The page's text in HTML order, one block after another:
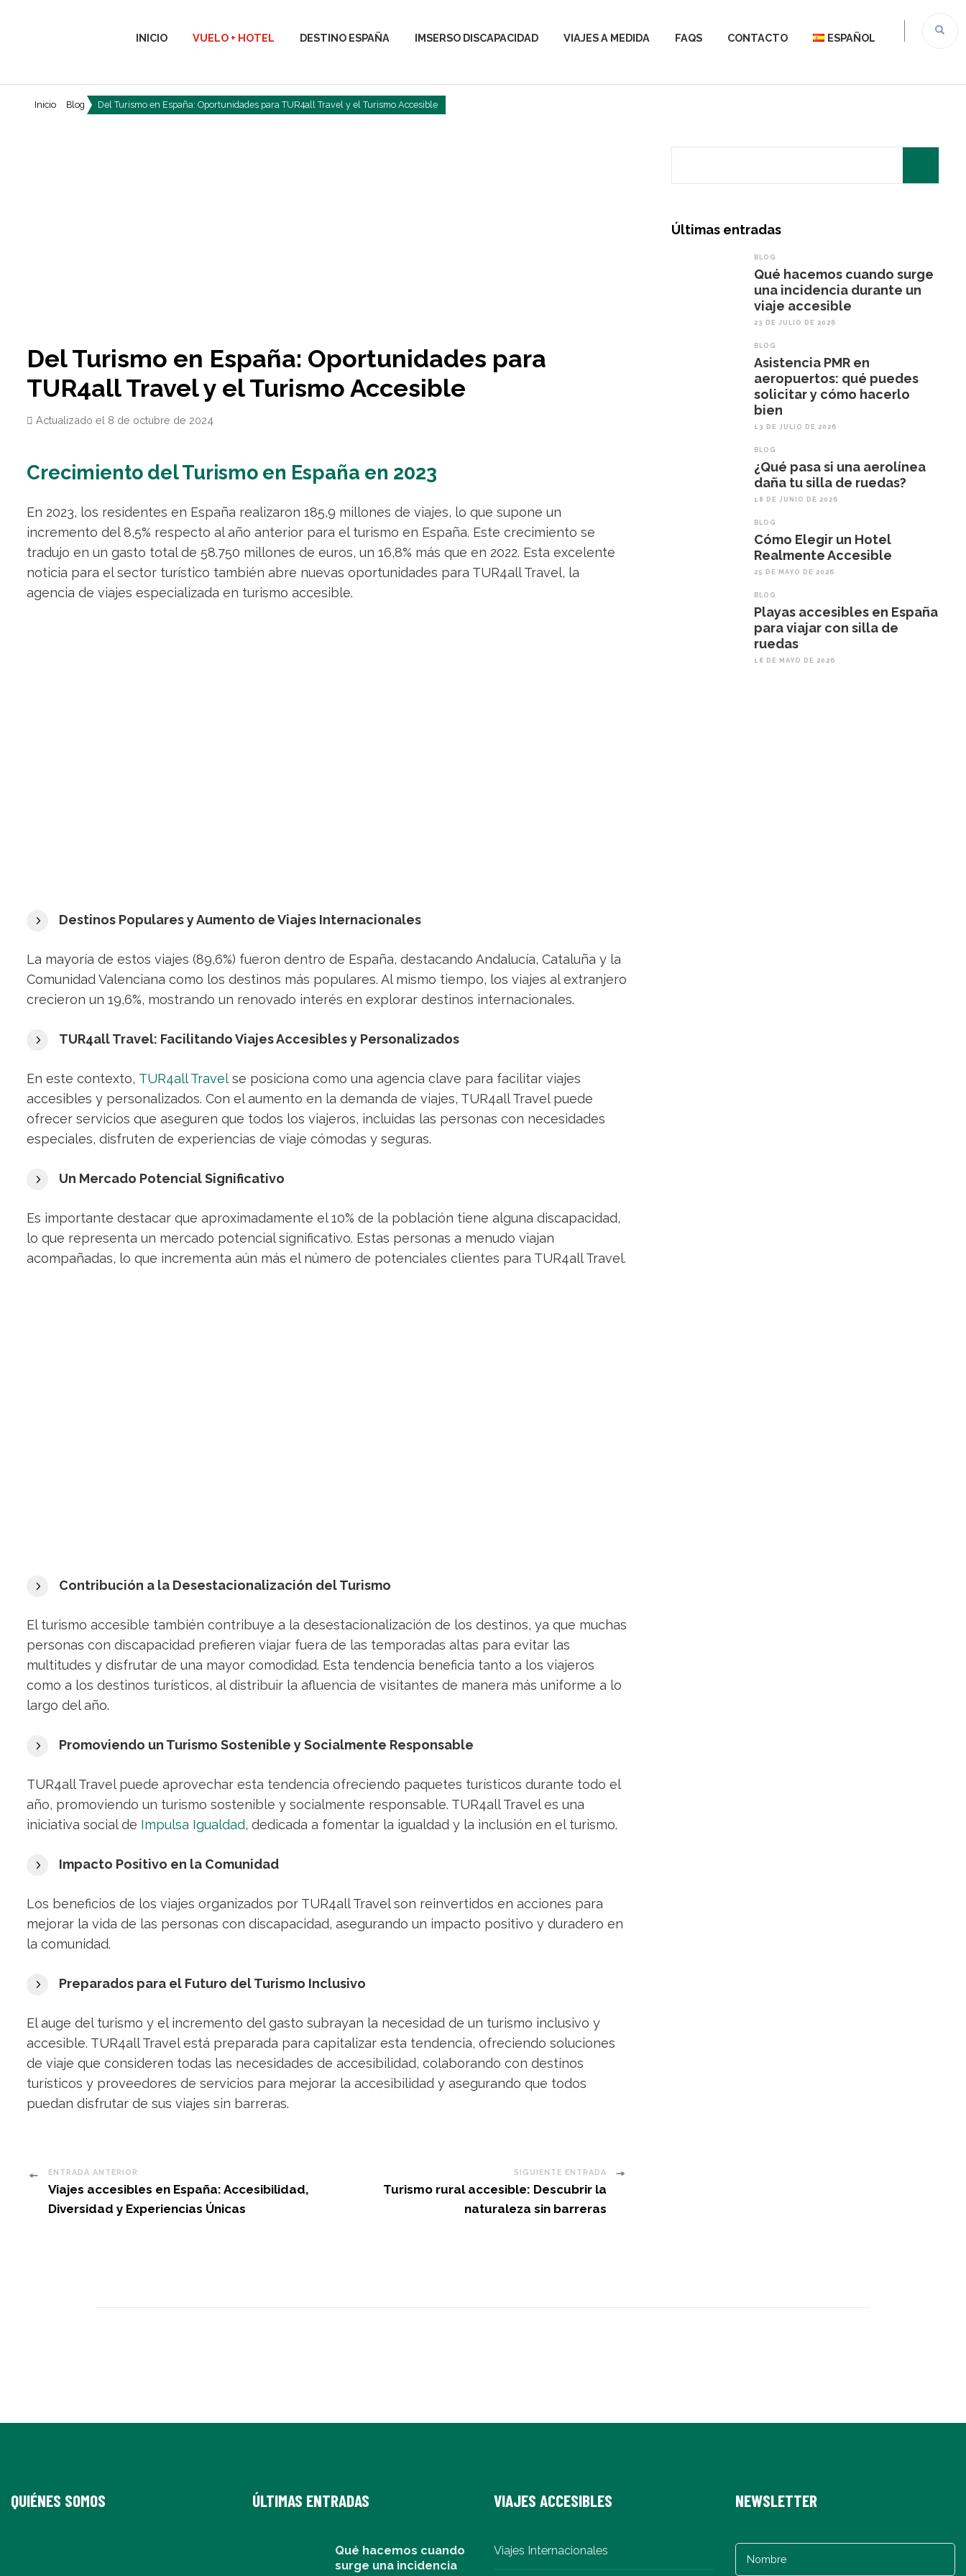
INICIO VUELO + HOTEL DESTINO ESPAÑA IMSERSO DISCAPACIDAD VIAJES A MEDIDA FAQS CONTACTO ESPAÑOL
Inicio Blog Del Turismo en España: Oportunidades para TUR4all Travel y el Turismo Accesible
Del Turismo en España: Oportunidades para
TUR4all Travel y el Turismo Accesible
Actualizado el 8 de octubre de 2024
Crecimiento del Turismo en España en 2023
En 2023, los residentes en España realizaron 185,9 millones de viajes, lo que supone un
incremento del 8,5% respecto al año anterior para el turismo en España. Este crecimiento se
tradujo en un gasto total de 58.750 millones de euros, un 16,8% más que en 2022. Esta excelente
noticia para el sector turístico también abre nuevas oportunidades para TUR4all Travel, la
agencia de viajes especializada en turismo accesible.
Destinos Populares y Aumento de Viajes Internacionales
La mayoría de estos viajes (89,6%) fueron dentro de España, destacando Andalucía, Cataluña y la
Comunidad Valenciana como los destinos más populares. Al mismo tiempo, los viajes al extranjero
crecieron un 19,6%, mostrando un renovado interés en explorar destinos internacionales.
TUR4all Travel: Facilitando Viajes Accesibles y Personalizados
En este contexto, TUR4all Travelse posiciona como una agencia clave para facilitar viajes
accesibles y personalizados. Con el aumento en la demanda de viajes, TUR4all Travel puede
ofrecer servicios que aseguren que todos los viajeros, incluidas las personas con necesidades
especiales, disfruten de experiencias de viaje cómodas y seguras.
Un Mercado Potencial Significativo
Es importante destacar que aproximadamente el 10% de la población tiene alguna discapacidad,
lo que representa un mercado potencial significativo. Estas personas a menudo viajan
acompañadas, lo que incrementa aún más el número de potenciales clientes para TUR4all Travel.
Contribución a la Desestacionalización del Turismo
El turismo accesible también contribuye a la desestacionalización de los destinos, ya que muchas
personas con discapacidad prefieren viajar fuera de las temporadas altas para evitar las
multitudes y disfrutar de una mayor comodidad. Esta tendencia beneficia tanto a los viajeros
como a los destinos turísticos, al distribuir la afluencia de visitantes de manera más uniforme a lo
largo del año.
Promoviendo un Turismo Sostenible y Socialmente Responsable
TUR4all Travel puede aprovechar esta tendencia ofreciendo paquetes turísticos durante todo el
año, promoviendo un turismo sostenible y socialmente responsable. TUR4all Travel es una
iniciativa social de Impulsa Igualdad, dedicada a fomentar la igualdad y la inclusión en el turismo.
Impacto Positivo en la Comunidad
Los beneficios de los viajes organizados por TUR4all Travel son reinvertidos en acciones para
mejorar la vida de las personas con discapacidad, asegurando un impacto positivo y duradero en
la comunidad.
Preparados para el Futuro del Turismo Inclusivo
El auge del turismo y el incremento del gasto subrayan la necesidad de un turismo inclusivo y
accesible. TUR4all Travel está preparada para capitalizar esta tendencia, ofreciendo soluciones
de viaje que consideren todas las necesidades de accesibilidad, colaborando con destinos
turísticos y proveedores de servicios para mejorar la accesibilidad y asegurando que todos
puedan disfrutar de sus viajes sin barreras.
Post
Navigation
ENTRADA ANTERIOR
Viajes accesibles en España: Accesibilidad,
Diversidad y Experiencias Únicas
SIGUIENTE ENTRADA
Turismo rural accesible: Descubrir la
naturaleza sin barreras
Últimas entradas
BLOG
Qué hacemos cuando surge
una incidencia durante un
viaje accesible
23 DE JULIO DE 2026
BLOG
Asistencia PMR en
aeropuertos: qué puedes
solicitar y cómo hacerlo
bien
13 DE JULIO DE 2026
BLOG
¿Qué pasa si una aerolínea
daña tu silla de ruedas?
18 DE JUNIO DE 2026
BLOG
Cómo Elegir un Hotel
Realmente Accesible
25 DE MAYO DE 2026
BLOG
Playas accesibles en España
para viajar con silla de
ruedas
18 DE MAYO DE 2026
QUIÉNES SOMOS ÚLTIMAS ENTRADAS
Qué hacemos cuando
surge una incidencia
VIAJES ACCESIBLES
Viajes Internacionales
NEWSLETTER